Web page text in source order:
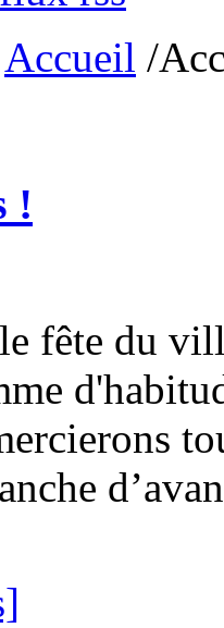
Accueil /
!
fête du